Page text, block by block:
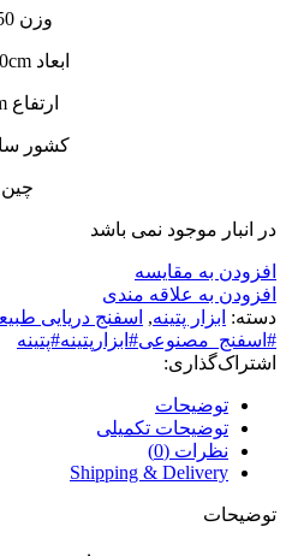
وزن 50 g
ابعاد 17/10cm
ارتفاع 5cm
کشور
چین
در انبار موجود نمی باشد
افزودن به مقایسه
افزودن به علاقه مندی
دسته: ابزار پتینه, اسفنج دریایی
#اسفنج_مصنوعی#ابزارپتینه#پتینه
اشتراک‌گذاری:
توضیحات
توضیحات تکمیلی
نظرات (0)
Shipping & Delivery
توضیحات